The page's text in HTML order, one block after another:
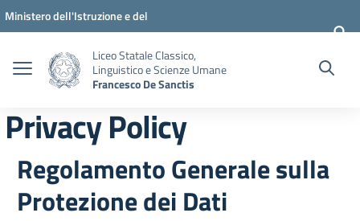
Vai ai contenuti
Vai al menu di navigazione
Vai al footer
Ministero dell'Istruzione e del
Liceo Statale Classico,
Linguistico e Scienze Umane
Francesco De Sanctis
Privacy Policy
Regolamento Generale sulla
Protezione dei Dati